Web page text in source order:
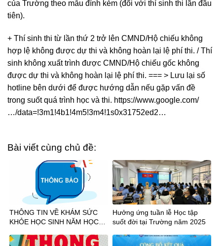
của Trường theo mẫu đính kèm (đối với thí sinh thi lần đầu
tiên).
+ Thí sinh thi từ lần thứ 2 trở lên CMND/Hộ chiếu không
hợp lệ không được dự thi và không hoàn lại lệ phí thi. / Thí
sinh không xuất trình được CMND/Hộ chiếu gốc không
được dự thi và không hoàn lại lệ phí thi. === > Lưu lại số
hotline bên dưới để được hướng dẫn nếu gặp vấn đề
trong suốt quá trình học và thi. https://www.google.com/
…/data=!3m1!4b1!4m5!3m4!1s0x31752ed2…
Bài viết cùng chủ đề:
THÔNG TIN VỀ KHÁM SỨC
KHỎE HỌC SINH NĂM HỌC
Hưởng ứng tuần lễ Học tập
suốt đời tại Trường năm 2025